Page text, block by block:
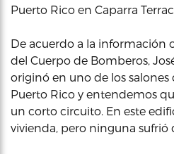
Puerto Rico en Caparra
De acuerdo a la información
del Cuerpo de Bomberos,
originó en uno de los salones
Puerto Rico y entendemos
un corto circuito. En este
vivienda, pero ninguna sufrió